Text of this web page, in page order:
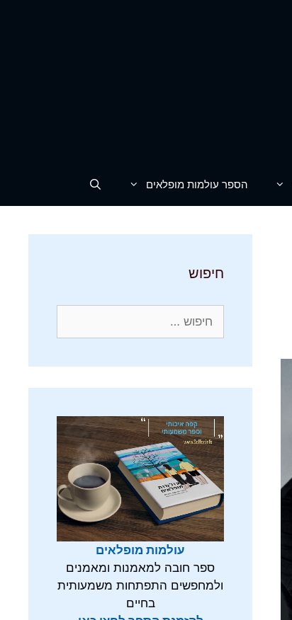
הספר עולמות מופלאים
חיפוש
עולמות מופלאים
ספר חובה למאמנות ומאמנים
ולמחפשים התפתחות משמעותית
בחיים